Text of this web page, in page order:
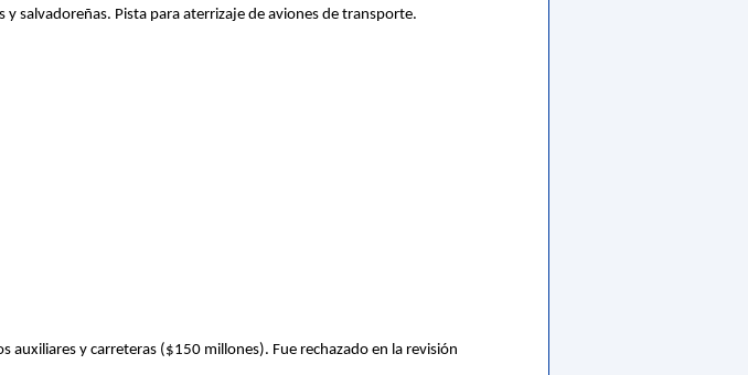
salvadoreñas. Pista para aterrizaje de aviones de transporte.
y carreteras ($150 millones). Fue rechazado en la revisión